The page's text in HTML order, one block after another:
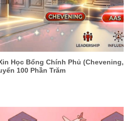
Học Bổng Chính Phủ (Chevening,
100 Phần Trăm